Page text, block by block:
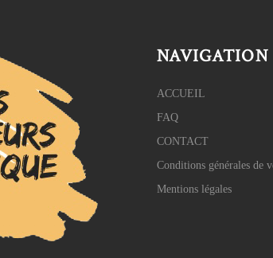
NAVIGATION
ACCUEIL
FAQ
CONTACT
Conditions générales de
Mentions légales